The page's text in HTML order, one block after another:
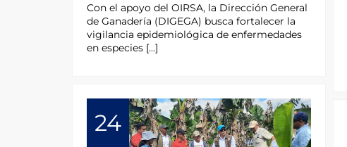
Con el apoyo del OIRSA, la Dirección General
de Ganadería (DIGEGA) busca fortalecer la
vigilancia epidemiológica de enfermedades
en especies […]
24